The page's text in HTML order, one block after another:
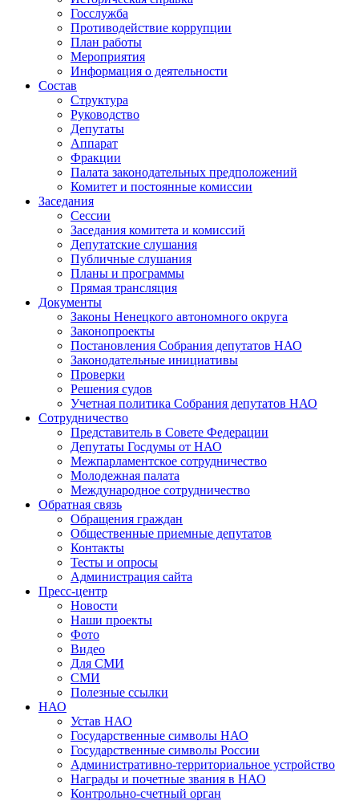
Госслужба
Противодействие коррупции
План работы
Мероприятия
Информация о деятельности
Состав
Структура
Руководство
Депутаты
Аппарат
Фракции
Палата законодательных предположений
Комитет и постоянные комиссии
Заседания
Сессии
Заседания комитета и комиссий
Депутатские слушания
Публичные слушания
Планы и программы
Прямая трансляция
Документы
Законы Ненецкого автономного округа
Законопроекты
Постановления Собрания депутатов НАО
Законодательные инициативы
Проверки
Решения судов
Учетная политика Собрания депутатов НАО
Сотрудничество
Представитель в Совете Федерации
Депутаты Госдумы от НАО
Межпарламентское сотрудничество
Молодежная палата
Международное сотрудничество
Обратная cвязь
Обращения граждан
Общественные приемные депутатов
Контакты
Тесты и опросы
Администрация сайта
Пресс-центр
Новости
Наши проекты
Фото
Видео
Для СМИ
СМИ
Полезные ссылки
НАО
Устав НАО
Государственные символы НАО
Государственные символы России
Административно-территориальное устройство
Награды и почетные звания в НАО
Контрольно-счетный орган